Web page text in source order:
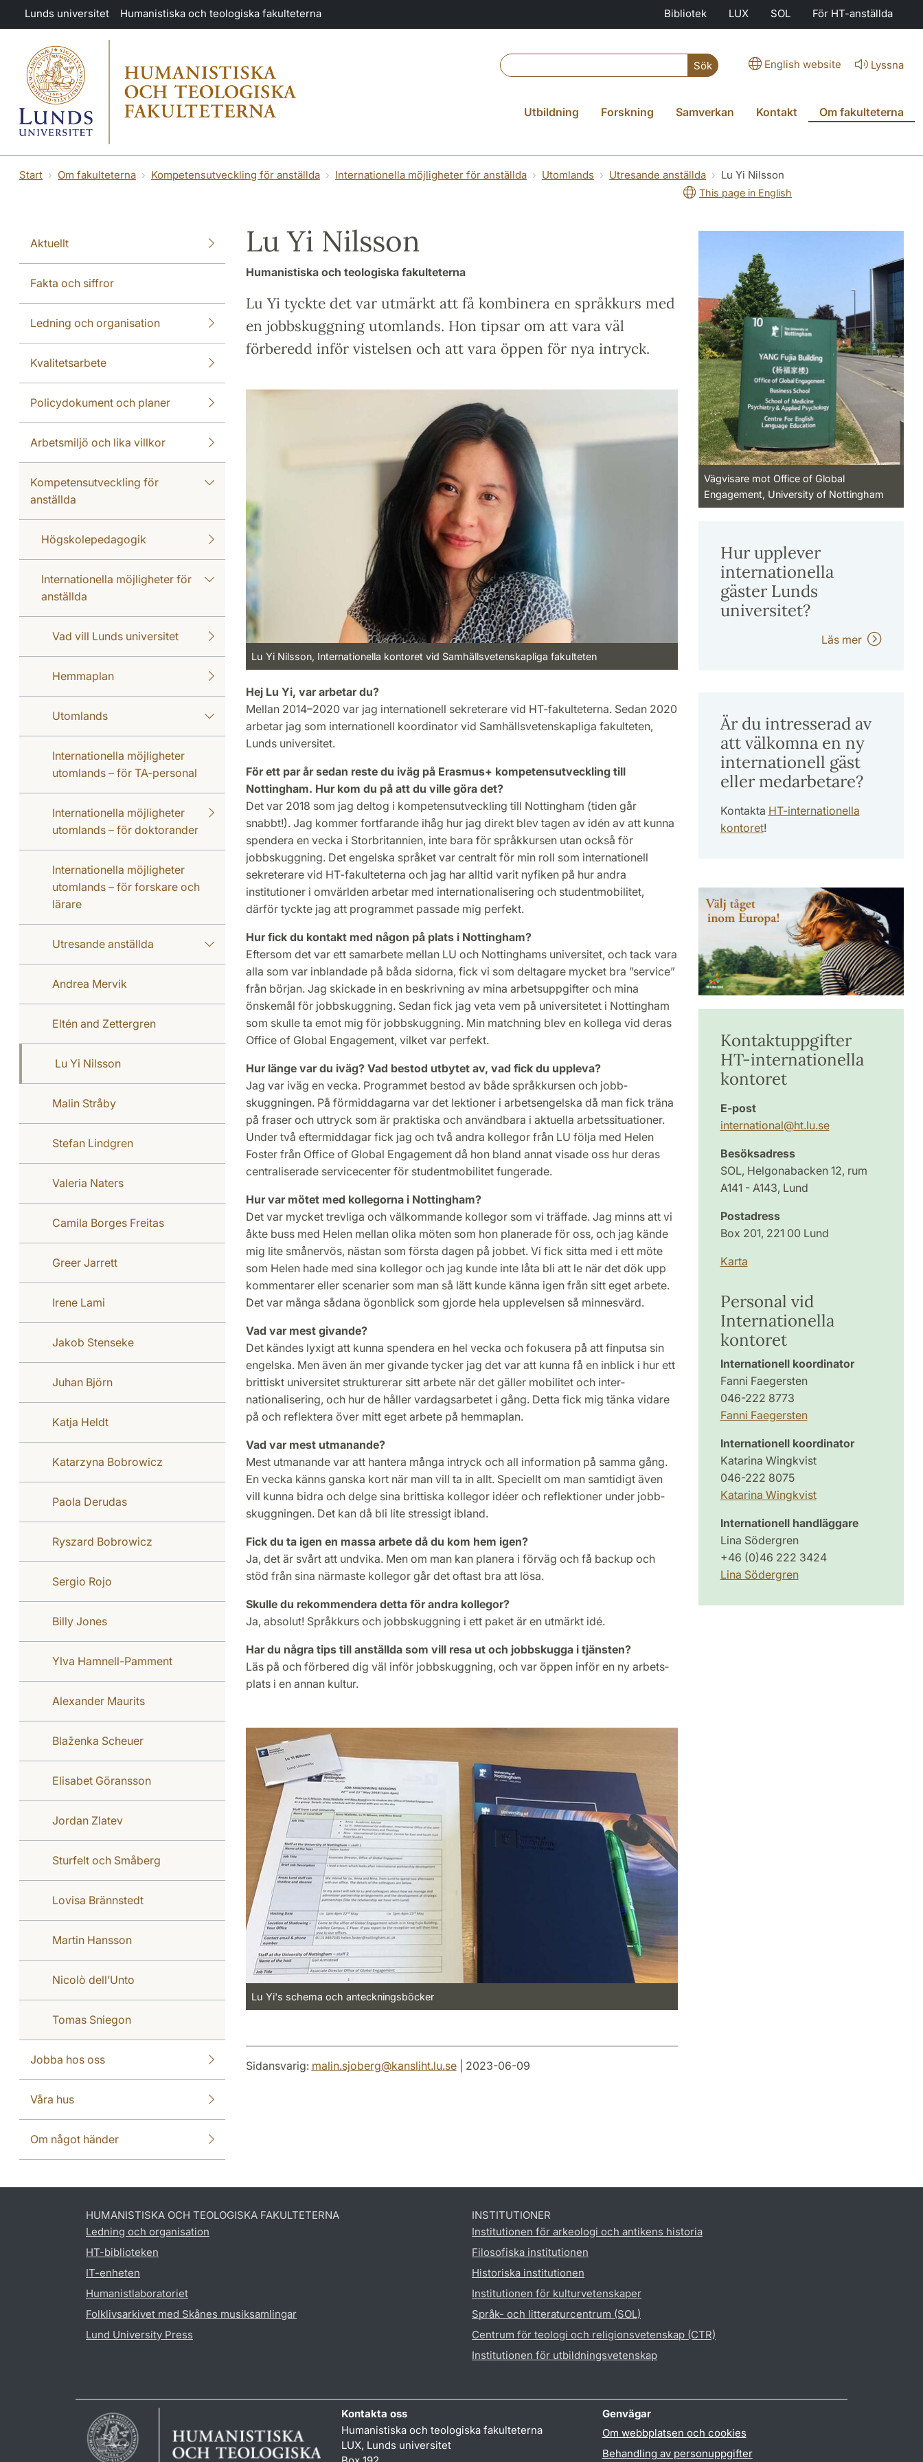
Hoppa till huvudinnehåll
Lunds universitet Humanistiska och teologiska fakulteterna Bibliotek LUX SOL För HT-anställda
Sök English website Lyssna
Utbildning Forskning Samverkan Kontakt Om fakulteterna
Start Om fakulteterna Kompetensutveckling för anställda Internationella möjligheter för anställda Utomlands Utresande anställda Lu Yi Nilsson
This page in English
Aktuellt
Fakta och siffror
Ledning och organisation
Kvalitetsarbete
Policydokument och planer
Arbetsmiljö och lika villkor
Kompetensutveckling för
anställda
Högskolepedagogik
Internationella möjligheter för
anställda
Vad vill Lunds universitet
Hemmaplan
Utomlands
Internationella möjligheter
utomlands – för TA-personal
Internationella möjligheter
utomlands – för doktorander
Internationella möjligheter
utomlands – för forskare och
lärare
Utresande anställda
Andrea Mervik
Eltén and Zettergren
Lu Yi Nilsson
Malin Stråby
Stefan Lindgren
Valeria Naters
Camila Borges Freitas
Greer Jarrett
Irene Lami
Jakob Stenseke
Juhan Björn
Katja Heldt
Katarzyna Bobrowicz
Paola Derudas
Ryszard Bobrowicz
Sergio Rojo
Billy Jones
Ylva Hamnell-Pamment
Alexander Maurits
Blaženka Scheuer
Elisabet Göransson
Jordan Zlatev
Sturfelt och Småberg
Lovisa Brännstedt
Martin Hansson
Nicolò dell’Unto
Tomas Sniegon
Jobba hos oss
Våra hus
Om något händer
Lu Yi Nilsson
Humanistiska och teologiska fakulteterna
Lu Yi tyckte det var utmärkt att få kombinera en språkkurs med
en jobbskuggning utomlands. Hon tipsar om att vara väl
förberedd inför vistelsen och att vara öppen för nya intryck.
Lu Yi Nilsson, Internationella kontoret vid Samhällsvetenskapliga fakulteten
Hej Lu Yi, var arbetar du?
Mellan 2014–2020 var jag internationell sekreterare vid HT-fakulteterna. Sedan 2020
arbetar jag som internationell koordinator vid Samhällsvetenskapliga fakulteten,
Lunds universitet.
För ett par år sedan reste du iväg på Erasmus+ kompetensutveckling till
Nottingham. Hur kom du på att du ville göra det?
Det var 2018 som jag deltog i kompetensutveckling till Nottingham (tiden går
snabbt!). Jag kommer fortfarande ihåg hur jag direkt blev tagen av idén av att kunna
spendera en vecka i Storbritannien, inte bara för språkkursen utan också för
jobbskuggning. Det engelska språket var centralt för min roll som internationell
sekreterare vid HT-fakulteterna och jag har alltid varit nyfiken på hur andra
institutioner i omvärlden arbetar med internationalisering och studentmobilitet,
därför tyckte jag att programmet passade mig perfekt.
Hur fick du kontakt med någon på plats i Nottingham?
Eftersom det var ett samarbete mellan LU och Nottinghams universitet, och tack vara
alla som var inblandade på båda sidorna, fick vi som deltagare mycket bra ”service”
från början. Jag skickade in en beskrivning av mina arbetsuppgifter och mina
önskemål för jobbskuggning. Sedan fick jag veta vem på universitetet i Nottingham
som skulle ta emot mig för jobbskuggning. Min matchning blev en kollega vid deras
Office of Global Engagement, vilket var perfekt.
Hur länge var du iväg? Vad bestod utbytet av, vad fick du uppleva?
Jag var iväg en vecka. Programmet bestod av både språkkursen och jobb­
skuggningen. På förmiddagarna var det lektioner i arbets­engelska då man fick träna
på fraser och uttryck som är praktiska och användbara i aktuella arbets­situationer.
Under två eftermiddagar fick jag och två andra kollegor från LU följa med Helen
Foster från Office of Global Engagement då hon bland annat visade oss hur deras
centraliserade servicecenter för studentmobilitet fungerade.
Hur var mötet med kollegorna i Nottingham?
Det var mycket trevliga och välkommande kollegor som vi träffade. Jag minns att vi
åkte buss med Helen mellan olika möten som hon planerade för oss, och jag kände
mig lite smånervös, nästan som första dagen på jobbet. Vi fick sitta med i ett möte
som Helen hade med sina kollegor och jag kunde inte låta bli att le när det dök upp
kommentarer eller scenarier som man så lätt kunde känna igen från sitt eget arbete.
Det var många sådana ögonblick som gjorde hela upplevelsen så minnes­värd.
Vad var mest givande?
Det kändes lyxigt att kunna spendera en hel vecka och fokusera på att finputsa sin
engelska. Men även än mer givande tycker jag det var att kunna få en inblick i hur ett
brittiskt universitet strukturerar sitt arbete när det gäller mobilitet och inter­
nationalisering, och hur de håller vardagsarbetet i gång. Detta fick mig tänka vidare
på och reflektera över mitt eget arbete på hemmaplan.
Vad var mest utmanande?
Mest utmanande var att hantera många intryck och all information på samma gång.
En vecka känns ganska kort när man vill ta in allt. Speciellt om man samtidigt även
vill kunna bidra och delge sina brittiska kollegor idéer och reflektioner under jobb­
skuggningen. Det kan då bli lite stressigt ibland.
Fick du ta igen en massa arbete då du kom hem igen?
Ja, det är svårt att undvika. Men om man kan planera i förväg och få backup och
stöd från sina närmaste kollegor går det oftast bra att lösa.
Skulle du rekommendera detta för andra kollegor?
Ja, absolut! Språkkurs och jobbskuggning i ett paket är en utmärkt idé.
Har du några tips till anställda som vill resa ut och jobbskugga i tjänsten?
Läs på och förbered dig väl inför jobbskuggning, och var öppen inför en ny arbets­
plats i en annan kultur.
Lu Yi's schema och anteckningsböcker
Vägvisare mot Office of Global
Engagement, University of Nottingham
Hur upplever
internationella
gäster Lunds
universitet?
Läs mer
Är du intresserad av
att välkomna en ny
internationell gäst
eller medarbetare?
Kontakta HT-internationella
kontoret!
Kontaktuppgifter
HT-internationella
kontoret
E-post
international@ht.lu.se
Besöksadress
SOL, Helgonabacken 12, rum
A141 - A143, Lund
Postadress
Box 201, 221 00 Lund
Karta
Personal vid
Internationella
kontoret
Internationell koordinator
Fanni Faegersten
046-222 8773
Fanni Faegersten
Internationell koordinator
Katarina Wingkvist
046-222 8075
Katarina Wingkvist
Internationell handläggare
Lina Södergren
+46 (0)46 222 3424
Lina Södergren
Sidansvarig: malin.sjoberg@kansliht.lu.se| 2023-06-09
HUMANISTISKA OCH TEOLOGISKA FAKULTETERNA
Ledning och organisation
HT-biblioteken
IT-enheten
Humanistlaboratoriet
Folklivsarkivet med Skånes musiksamlingar
Lund University Press
INSTITUTIONER
Institutionen för arkeologi och antikens historia
Filosofiska institutionen
Historiska institutionen
Institutionen för kulturvetenskaper
Språk- och litteraturcentrum (SOL)
Centrum för teologi och religionsvetenskap (CTR)
Institutionen för utbildningsvetenskap
Kontakta oss
Humanistiska och teologiska fakulteterna
LUX, Lunds universitet
Genvägar
Om webbplatsen och cookies
Behandling av personuppgifter